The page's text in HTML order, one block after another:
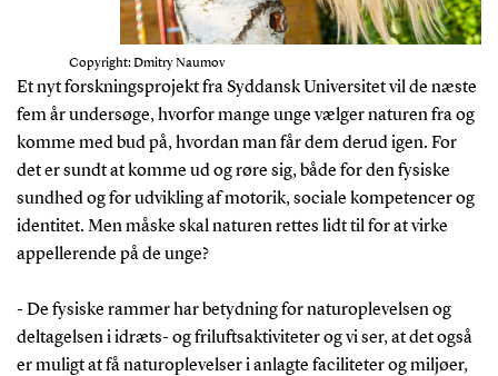
Copyright: Dmitry Naumov
Et nyt forskningsprojekt fra Syddansk Universitet vil de næste
fem år undersøge, hvorfor mange unge vælger naturen fra og
komme med bud på, hvordan man får dem derud igen. For
det er sundt at komme ud og røre sig, både for den fysiske
sundhed og for udvikling af motorik, sociale kompetencer og
identitet. Men måske skal naturen rettes lidt til for at virke
appellerende på de unge?
- De fysiske rammer har betydning for naturoplevelsen og
deltagelsen i idræts- og friluftsaktiviteter og vi ser, at det også
er muligt at få naturoplevelser i anlagte faciliteter og miljøer,